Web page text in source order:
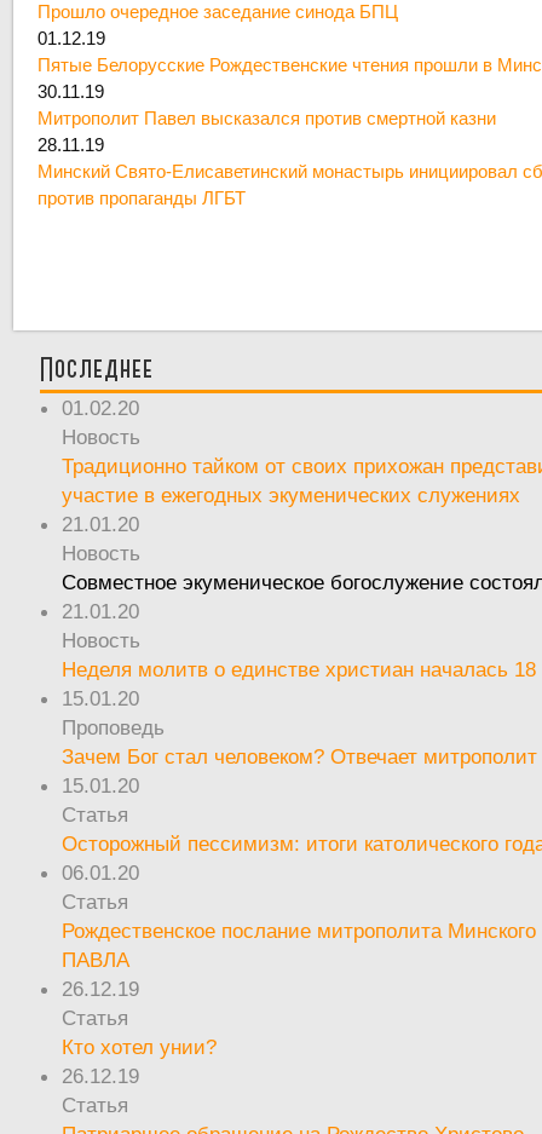
Прошло очередное заседание синода БПЦ
01.12.19
Пятые Белорусские Рождественские чтения прошли в
30.11.19
Митрополит Павел высказался против смертной казни
28.11.19
Минский Свято-Елисаветинский монастырь инициировал
против пропаганды ЛГБТ
Последнее
01.02.20
Новость
Традиционно тайком от своих прихожан
участие в ежегодных экуменических служениях
21.01.20
Новость
Совместное экуменическое богослужение
21.01.20
Новость
Неделя молитв о единстве христиан началась 18
15.01.20
Проповедь
Зачем Бог стал человеком? Отвечает
15.01.20
Статья
Осторожный пессимизм: итоги католического
06.01.20
Статья
Рождественское послание митрополита Минского
ПАВЛА
26.12.19
Статья
Кто хотел унии?
26.12.19
Статья